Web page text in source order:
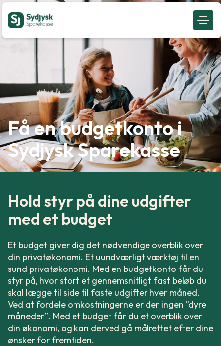
Få en budgetkonto i
Sydjysk Sparekasse
Hold styr på dine udgifter
med et budget
Et budget giver dig det nødvendige overblik over
din privatøkonomi. Et uundværligt værktøj til en
sund privatøkonomi. Med en budgetkonto får du
styr på, hvor stort et gennemsnitligt fast beløb du
skal lægge til side til faste udgifter hver måned.
Ved at fordele omkostningerne er der ingen ”dyre
måneder”. Med et budget får du et overblik over
din økonomi, og kan derved gå målrettet efter dine
ønsker for fremtiden.